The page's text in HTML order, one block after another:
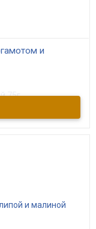
и
сорта с
Самый